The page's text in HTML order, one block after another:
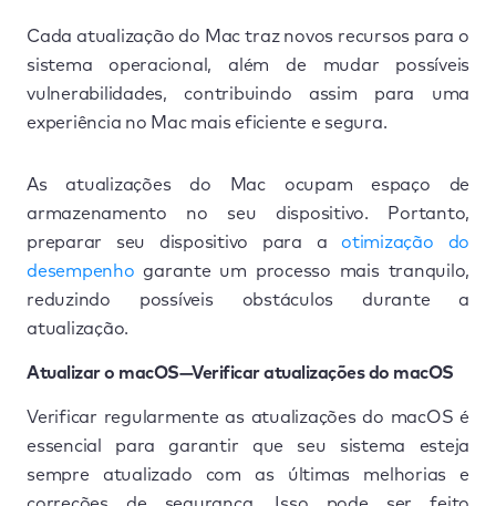
Cada atualização do Mac traz novos recursos para o
sistema operacional, além de mudar possíveis
vulnerabilidades, contribuindo assim para uma
experiência no Mac mais eficiente e segura.
As atualizações do Mac ocupam espaço de
armazenamento no seu dispositivo. Portanto,
preparar seu dispositivo para aotimização do
desempenho garante um processo mais tranquilo,
reduzindo possíveis obstáculos durante a
atualização.
Atualizar o macOS—Verificar atualizações do macOS
Verificar regularmente as atualizações do macOS é
essencial para garantir que seu sistema esteja
sempre atualizado com as últimas melhorias e